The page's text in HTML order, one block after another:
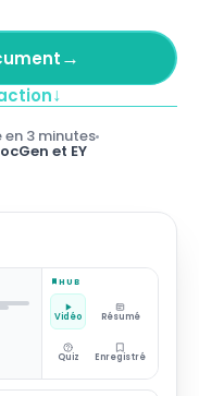
→
↓
en 3 minutes
et EY
HUB
Vidéo Résumé
Quiz Enregistré